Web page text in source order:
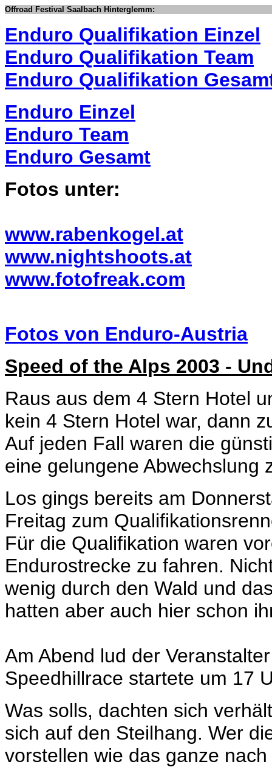
Offroad Festival Saalbach Hinterglemm:
Enduro Qualifikation Einzel
Enduro Qualifikation Team
Enduro Qualifikation
Enduro Einzel
Enduro Team
Enduro Gesamt
Fotos unter:
www.rabenkogel.at
www.nightshoots.at
www.fotofreak.com
Fotos von Enduro-Austria
Speed of the Alps 2003 -
Raus aus dem 4 Stern Hotel
kein 4 Stern Hotel war, dann
Auf jeden Fall waren die
eine gelungene Abwechslung
Los gings bereits am
Freitag zum
Für die Qualifikation waren
Endurostrecke zu fahren.
wenig durch den Wald und
hatten aber auch hier schon
Am Abend lud der
Speedhillrace startete um 17
Was solls, dachten sich
sich auf den Steilhang. Wer
vorstellen wie das ganze